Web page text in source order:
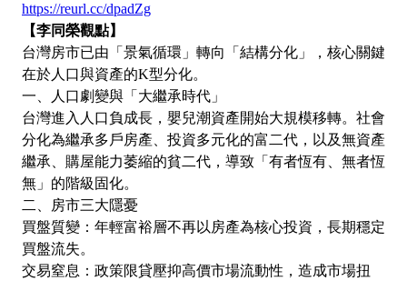
https://reurl.cc/dpadZg
【李同榮觀點】
台灣房市已由「景氣循環」轉向「結構分化」，核心關鍵
在於人口與資產的K型分化。
一、人口劇變與「大繼承時代」
台灣進入人口負成長，嬰兒潮資產開始大規模移轉。社會
分化為繼承多戶房產、投資多元化的富二代，以及無資產
繼承、購屋能力萎縮的貧二代，導致「有者恆有、無者恆
無」的階級固化。
二、房市三大隱憂
買盤質變：年輕富裕層不再以房產為核心投資，長期穩定
買盤流失。
交易窒息：政策限貸壓抑高價市場流動性，造成市場扭